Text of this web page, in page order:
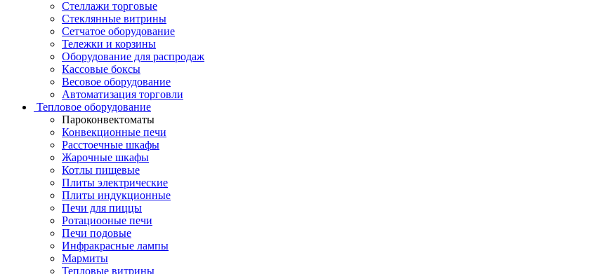
Стеллажи торговые
Стеклянные витрины
Сетчатое оборудование
Тележки и корзины
Оборудование для распродаж
Кассовые боксы
Весовое оборудование
Автоматизация торговли
Тепловое оборудование
Пароконвектоматы
Конвекционные печи
Расстоечные шкафы
Жарочные шкафы
Котлы пищевые
Плиты электрические
Плиты индукционные
Печи для пиццы
Ротациооные печи
Печи подовые
Инфракрасные лампы
Мармиты
Тепловые витрины